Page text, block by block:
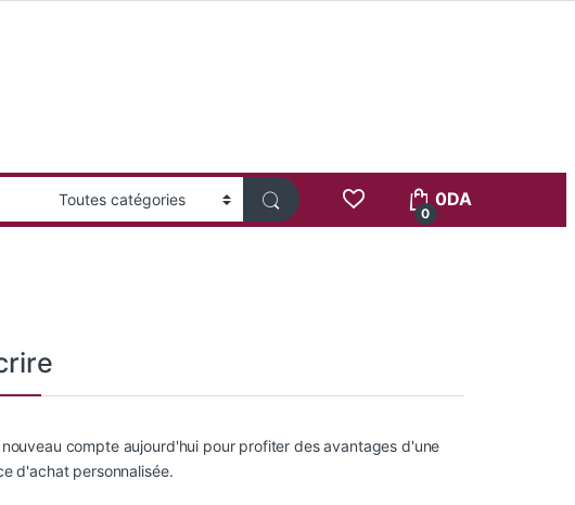
0
0DA
compte aujourd'hui pour profiter des avantages d'une
d'achat personnalisée.